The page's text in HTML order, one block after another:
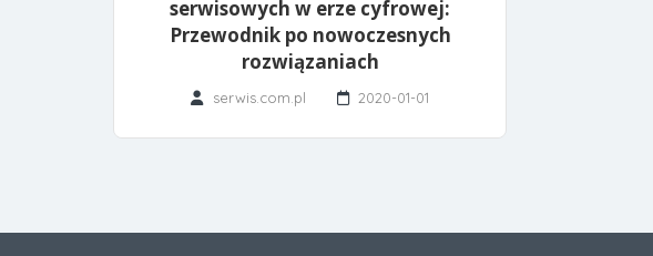
serwisowych w erze cyfrowej:
Przewodnik po nowoczesnych
rozwiązaniach
serwis.com.pl 2020-01-01